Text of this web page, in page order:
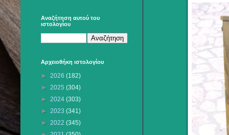
Αναζήτηση αυτού του
ιστολογίου
Αρχειοθήκη ιστολογίου
► 2026 (182)
► 2025 (304)
► 2024 (303)
► 2023 (341)
► 2022 (345)